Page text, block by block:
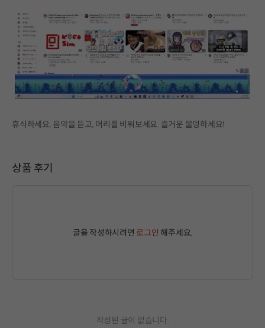
휴식하세요. 음악을 듣고, 머리를 비워보세요. 즐거운 물멍하세요!
상품 후기
글을 작성하시려면 로그인 해주세요.
작성된 글이 없습니다.